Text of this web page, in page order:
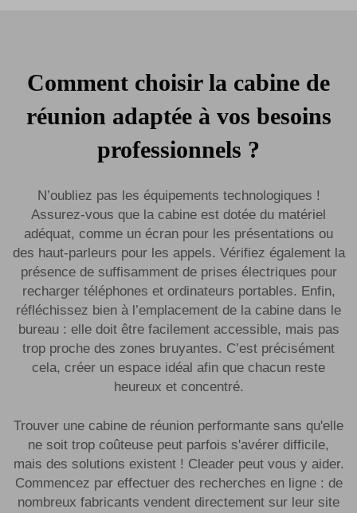
Comment choisir la cabine de
réunion adaptée à vos besoins
professionnels ?
N’oubliez pas les équipements technologiques !
Assurez-vous que la cabine est dotée du matériel
adéquat, comme un écran pour les présentations ou
des haut-parleurs pour les appels. Vérifiez également la
présence de suffisamment de prises électriques pour
recharger téléphones et ordinateurs portables. Enfin,
réfléchissez bien à l’emplacement de la cabine dans le
bureau : elle doit être facilement accessible, mais pas
trop proche des zones bruyantes. C’est précisément
cela, créer un espace idéal afin que chacun reste
heureux et concentré.
Trouver une cabine de réunion performante sans qu'elle
ne soit trop coûteuse peut parfois s'avérer difficile,
mais des solutions existent ! Cleader peut vous y aider.
Commencez par effectuer des recherches en ligne : de
nombreux fabricants vendent directement sur leur site